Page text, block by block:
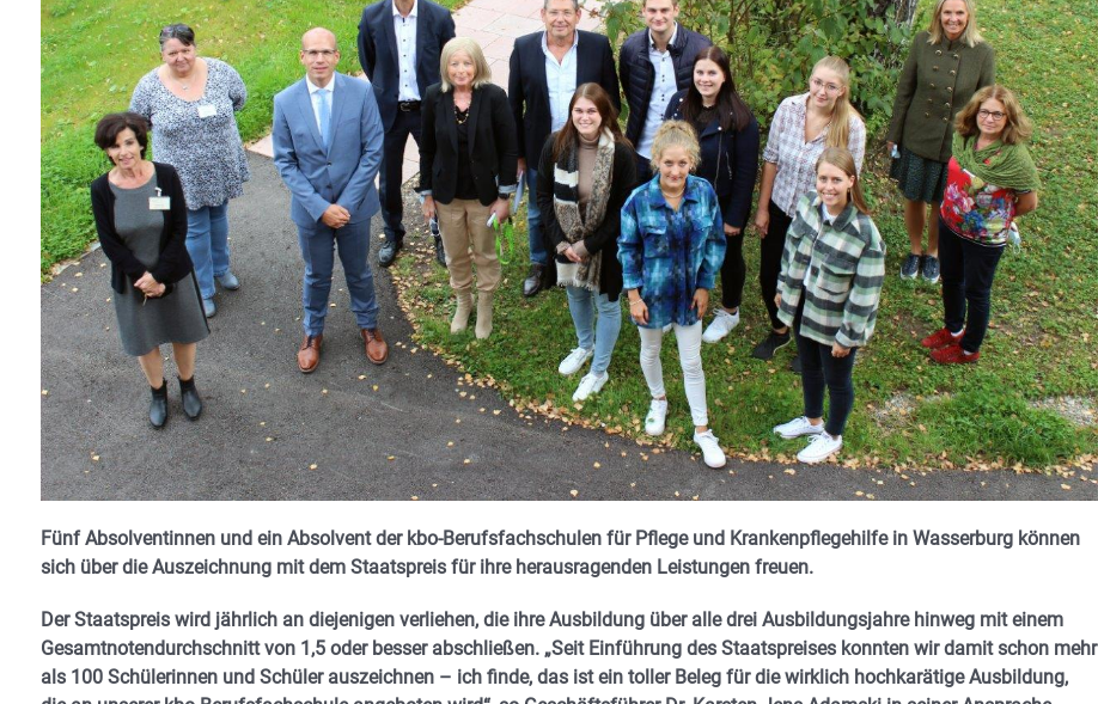
Fünf Absolventinnen und ein Absolvent der kbo-Berufsfachschulen für Pflege und Krankenpflegehilfe in Wasserburg können
sich über die Auszeichnung mit dem Staatspreis für ihre herausragenden Leistungen freuen.
Der Staatspreis wird jährlich an diejenigen verliehen, die ihre Ausbildung über alle drei Ausbildungsjahre hinweg mit einem
Gesamtnotendurchschnitt von 1,5 oder besser abschließen. „Seit Einführung des Staatspreises konnten wir damit schon mehr
als 100 Schülerinnen und Schüler auszeichnen – ich finde, das ist ein toller Beleg für die wirklich hochkarätige Ausbildung,